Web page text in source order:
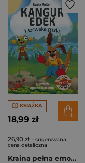
KSIĄŻKA
18,99 zł
26,90 zł - sugerowana
cena detaliczna
Kraina pełna emocji. Kangur Edek i szewska pasja